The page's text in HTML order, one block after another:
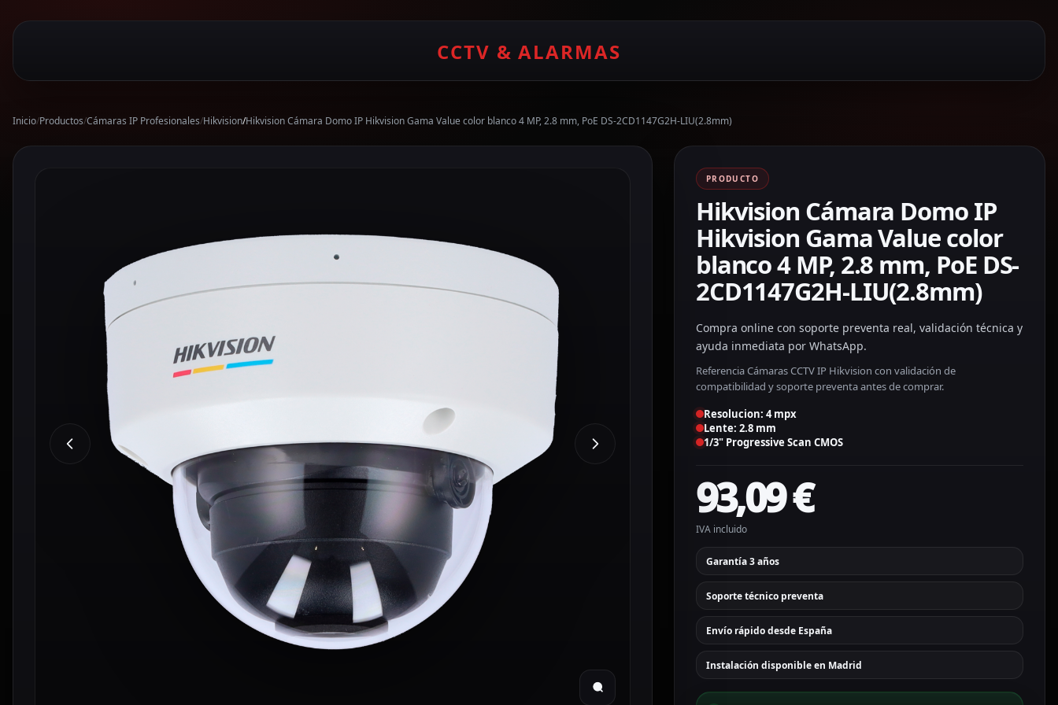
CCTV & ALARMAS
Inicio/Productos/Cámaras IP Profesionales/Hikvision/Hikvision Cámara Domo IP Hikvision Gama Value color blanco 4 MP, 2.8 mm, PoE DS-2CD1147G2H-LIU(2.8mm)
PRODUCTO
Hikvision Cámara Domo IP
Hikvision Gama Value color
blanco 4 MP, 2.8 mm, PoE DS-
2CD1147G2H-LIU(2.8mm)
Compra online con soporte preventa real, validación técnica y
ayuda inmediata por WhatsApp.
Referencia Cámaras CCTV IP Hikvision con validación de
compatibilidad y soporte preventa antes de comprar.
Resolucion: 4 mpx
Lente: 2.8 mm
1/3" Progressive Scan CMOS
93,09€
IVA incluido
Garantía 3 años
Soporte técnico preventa
Envío rápido desde España
Instalación disponible en Madrid